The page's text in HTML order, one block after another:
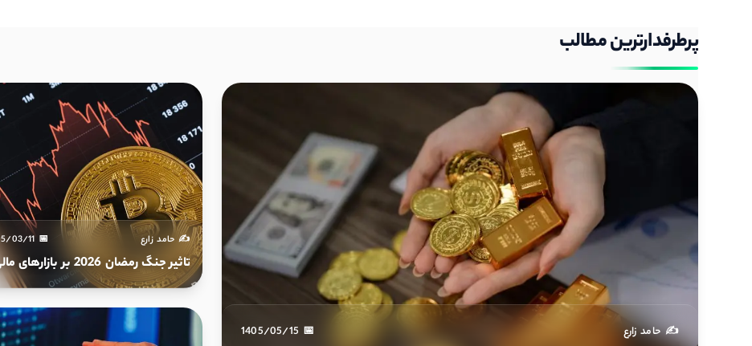
پرطرفدارترین مطالب
✍️ حامد زارع 📅 1405/05/15
✍️ حامد زارع 📅 1405/03/11
تاثیر جنگ رمضان 2026 بر بازارهای مالی